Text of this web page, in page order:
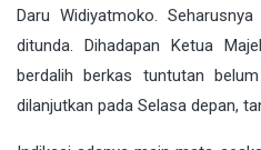
Daru Widiyatmoko.
ditunda. Dihadapan Ketua
berdalih berkas tuntutan
dilanjutkan pada Selasa depan,